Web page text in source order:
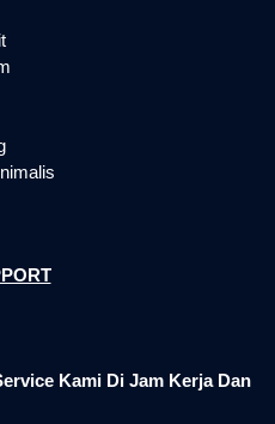
Kami Di Jam Kerja Dan